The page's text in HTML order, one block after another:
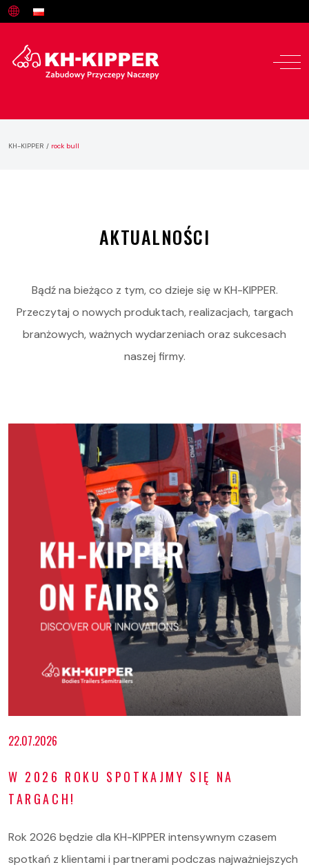
Oferta
O nas
Kontakt
KH-KIPPER / rock bull
AKTUALNOŚCI
Bądź na bieżąco z tym, co dzieje się w KH-KIPPER.
Przeczytaj o nowych produktach, realizacjach, targach
branżowych, ważnych wydarzeniach oraz sukcesach
naszej firmy.
22.07.2026
W 2026 ROKU SPOTKAJMY SIĘ NA
TARGACH!
Rok 2026 będzie dla KH-KIPPER intensywnym czasem
spotkań z klientami i partnerami podczas najważniejszych